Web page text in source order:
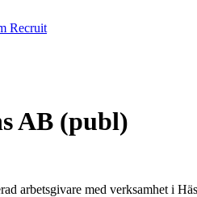
Recruit
AB (publ)
arbetsgivare med verksamhet i